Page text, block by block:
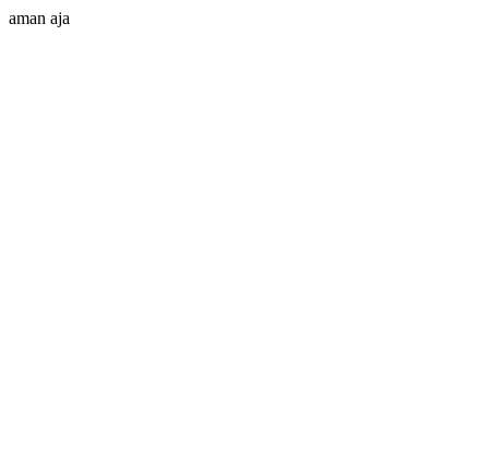
aman aja